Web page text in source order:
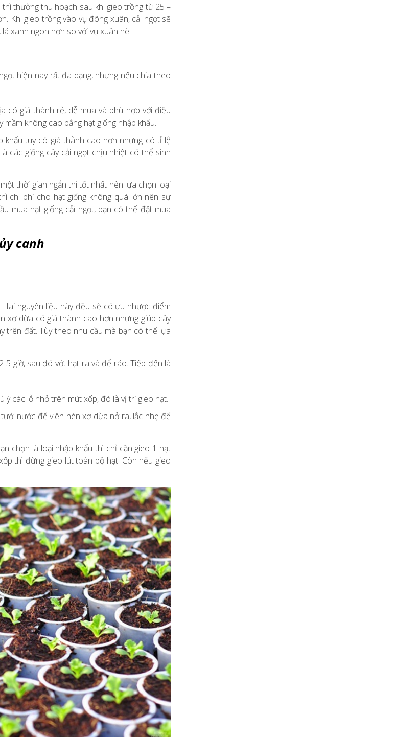
thường thu hoạch sau khi gieo trồng từ 25 –
Khi gieo trồng vào vụ đông xuân, cải ngọt sẽ
xanh ngon hơn so với vụ xuân hè.
hiện nay rất đa dạng, nhưng nếu chia theo
có giá thành rẻ, dễ mua và phù hợp với điều
không cao bằng hạt giống nhập khẩu.
khẩu tuy có giá thành cao hơn nhưng có tỉ lệ
các giống cây cải ngọt chịu nhiệt có thể sinh
thời gian ngắn thì tốt nhất nên lựa chọn loại
chi phí cho hạt giống không quá lớn nên sự
mua hạt giống cải ngọt, bạn có thể đặt mua
canh
nguyên liệu này đều sẽ có ưu nhược điểm
xơ dừa có giá thành cao hơn nhưng giúp cây
trên đất. Tùy theo nhu cầu mà bạn có thể lựa
giờ, sau đó vớt hạt ra và để ráo. Tiếp đến là
ý các lỗ nhỏ trên mút xốp, đó là vị trí gieo hạt.
nước để viên nén xơ dừa nở ra, lắc nhẹ để
chọn là loại nhập khẩu thì chỉ cần gieo 1 hạt
thì đừng gieo lút toàn bộ hạt. Còn nếu gieo